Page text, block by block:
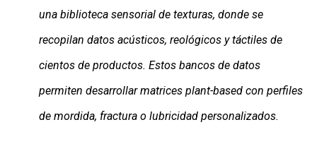
una biblioteca sensorial de texturas, donde se
recopilan datos acústicos, reológicos y táctiles de
cientos de productos. Estos bancos de datos
permiten desarrollar matrices plant-based con perfiles
de mordida, fractura o lubricidad personalizados.